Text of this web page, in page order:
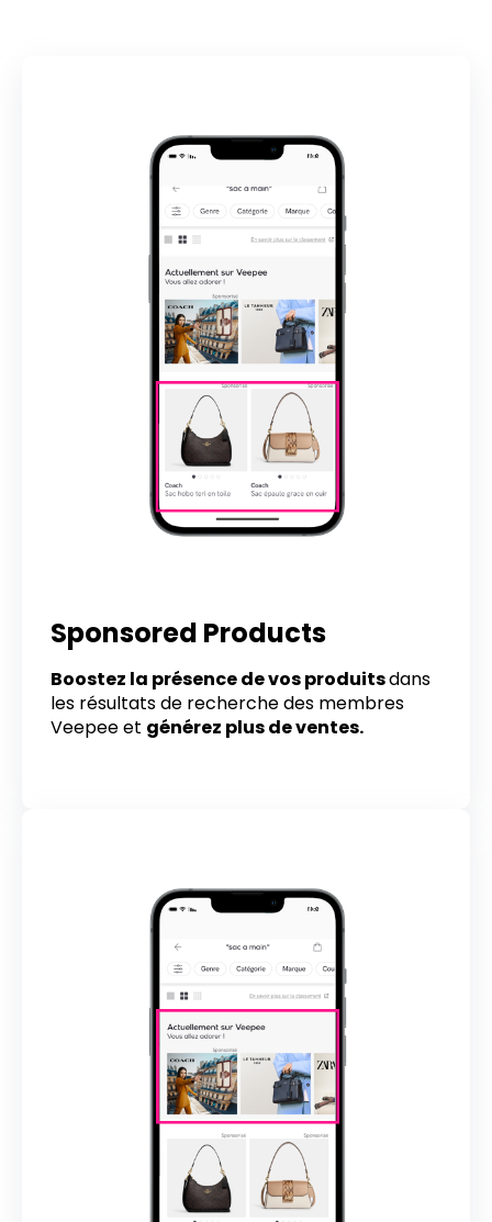
Sponsored Products
Boostez la présence de vos produitsdans
les résultats de recherche des membres
Veepee et générez plus de ventes.